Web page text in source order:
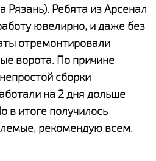
Рязань). Ребята из Арсенал
ювелирно, и даже без
отремонтировали
ворота. По причине
сборки
на 2 дня дольше
в итоге получилось
рекомендую всем.